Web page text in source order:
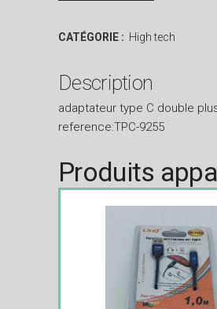
CATÉGORIE : High tech
Description
adaptateur type C double
reference:TPC-9255
Produits